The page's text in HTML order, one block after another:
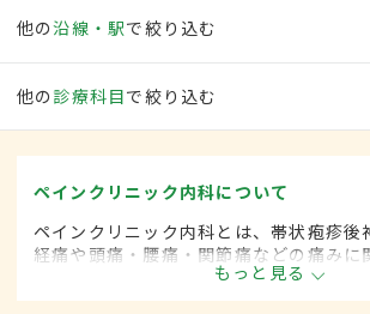
他の沿線・駅で絞り込む
他の 診療科目で絞り込む
ペインクリニック内科について
ペインクリニック内科とは、帯状疱疹後
経痛や頭痛・腰痛・関節痛などの痛みに
対して、麻酔を用いた治療法などを用い
の一領域です。平成20年4月の制度改正
もっと見る